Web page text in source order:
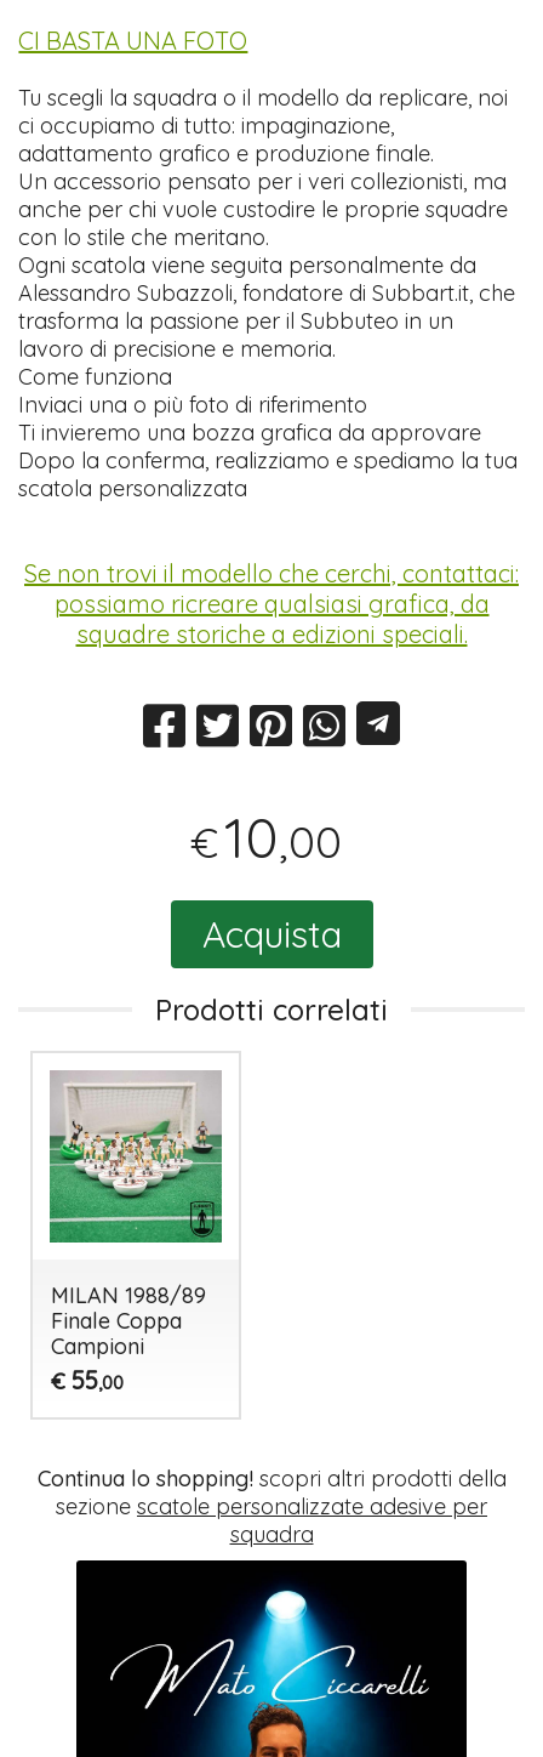
CI BASTA UNA FOTO
Tu scegli la squadra o il modello da replicare, noi
ci occupiamo di tutto: impaginazione,
adattamento grafico e produzione finale.
Un accessorio pensato per i veri collezionisti, ma
anche per chi vuole custodire le proprie squadre
con lo stile che meritano.
Ogni scatola viene seguita personalmente da
Alessandro Subazzoli, fondatore di Subbart.it, che
trasforma la passione per il Subbuteo in un
lavoro di precisione e memoria.
Come funziona
Inviaci una o più foto di riferimento
Ti invieremo una bozza grafica da approvare
Dopo la conferma, realizziamo e spediamo la tua
scatola personalizzata
Se non trovi il modello che cerchi, contattaci:
possiamo ricreare qualsiasi grafica, da
squadre storiche a edizioni speciali.
€10,00
Acquista
Prodotti correlati
MILAN 1988/89
Finale Coppa
Campioni
€ 55,00
Continua lo shopping!scopri altri prodotti della
sezione scatole personalizzate adesive per
squadra